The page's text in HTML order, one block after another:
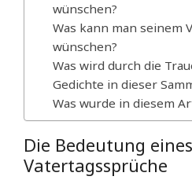
wünschen?
Was kann man seinem
wünschen?
Was wird durch die
Gedichte in dieser
Was wurde in diesem
Die Bedeutung
Vatertagssprüche